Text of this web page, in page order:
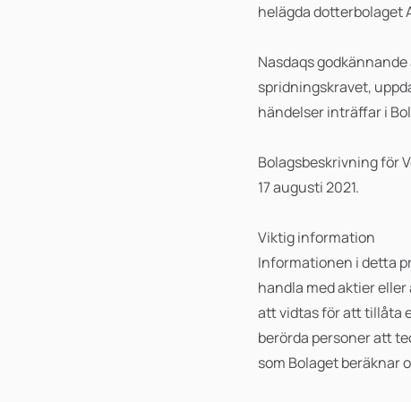
helägda dotterbolaget
Nasdaqs
spridningskravet,
händelser inträffar i
Bolagsbeskrivning för
17 augusti 2021.
Viktig information
Informationen i detta
handla med aktier
att vidtas för att tillåta
berörda personer att
som Bolaget beräknar